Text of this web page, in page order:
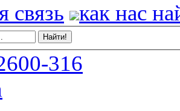
связь
как нас
316